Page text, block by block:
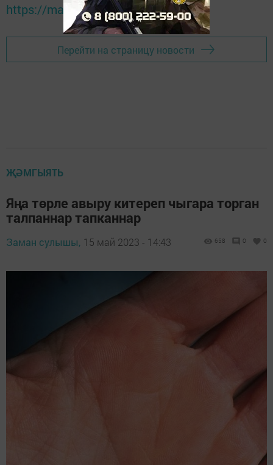
https://max.ru/tatmedia
Перейти на страницу новости
ҖӘМГЫЯТЬ
Яңа төрле авыру китереп чыгара торган
талпаннар тапканнар
Заман сулышы, 15 май 2023 - 14:43 658 0 0